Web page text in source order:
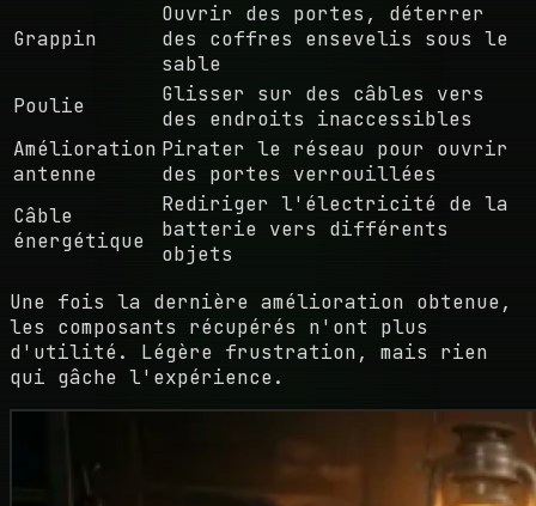
Grappin
Ouvrir des portes, déterrer
des coffres ensevelis sous le
sable
Poulie
Glisser sur des câbles vers
des endroits inaccessibles
Amélioration
antenne
Pirater le réseau pour ouvrir
des portes verrouillées
Câble
énergétique
Rediriger l'électricité de la
batterie vers différents
objets
Une fois la dernière amélioration obtenue,
les composants récupérés n'ont plus
d'utilité. Légère frustration, mais rien
qui gâche l'expérience.